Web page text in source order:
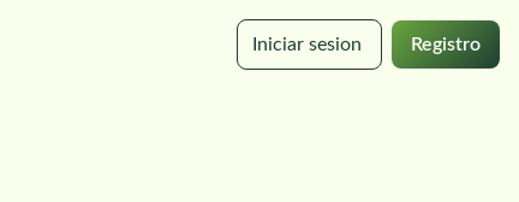
Iniciar sesion Registro